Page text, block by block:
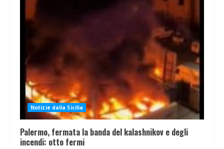
Notizie dalla Sicilia
Palermo, fermata la banda del kalashnikov e degli
incendi: otto fermi